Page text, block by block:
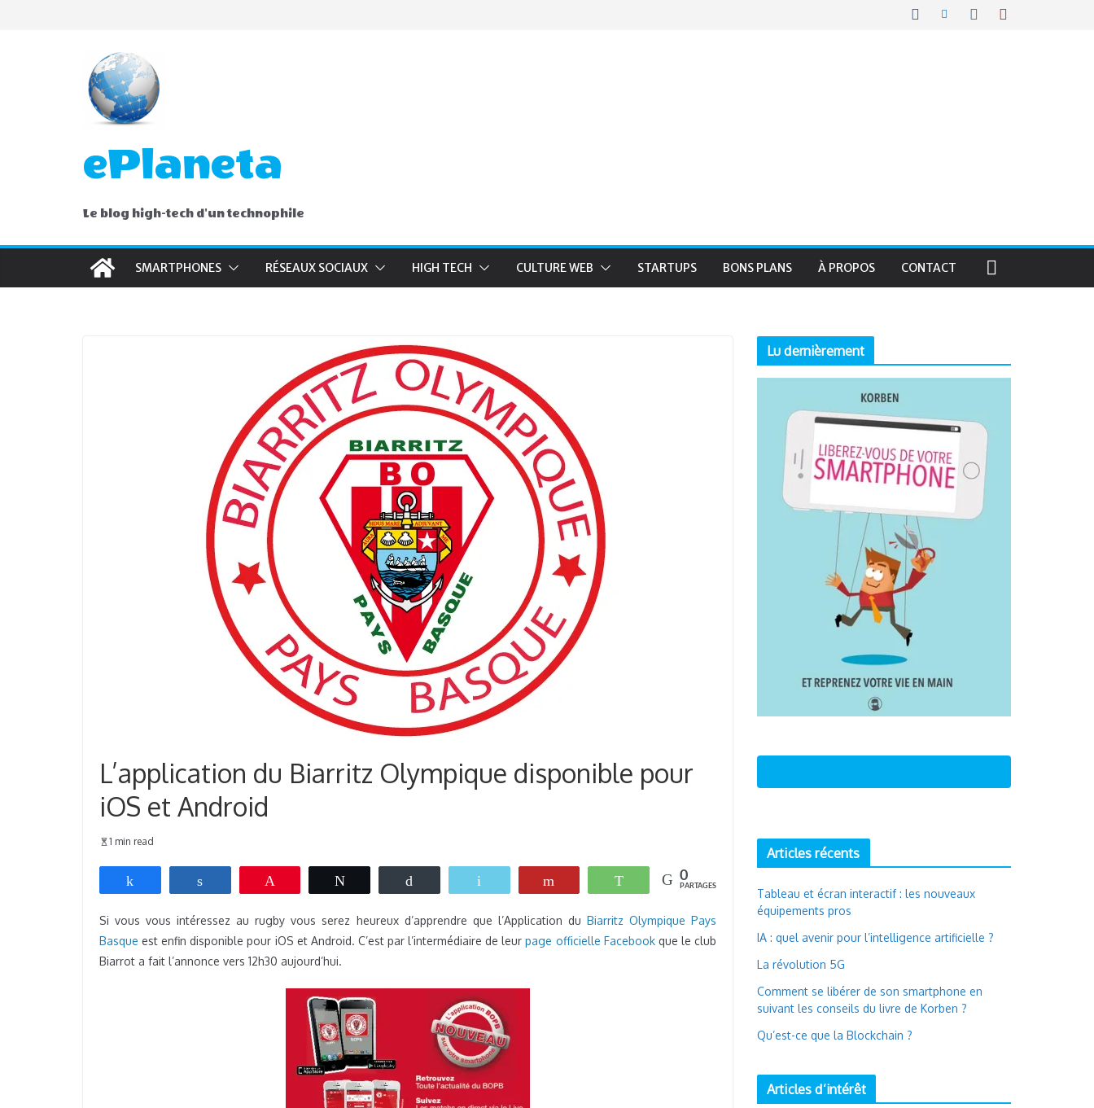
ePlaneta
Le blog high-tech d'un technophile
SMARTPHONES RÉSEAUX SOCIAUX HIGH TECH CULTURE WEB STARTUPS BONS PLANS À PROPOS CONTACT
L’application du Biarritz Olympique disponible pour
iOS et Android
1 min read
WhatsApp
0
PARTAGES
Si vous vous intéressez au rugby vous serez heureux d’apprendre que l’Application du Biarritz Olympique Pays
Basque est enfin disponible pour iOS et Android. C’est par l’intermédiaire de leurpage officielle Facebookque le club
Biarrot a fait l’annonce vers 12h30 aujourd’hui.
Lu dernièrement
Articles récents
Tableau et écran interactif : les nouveaux
équipements pros
IA : quel avenir pour l’intelligence artificielle ?
La révolution 5G
Comment se libérer de son smartphone en
suivant les conseils du livre de Korben ?
Qu’est-ce que la Blockchain ?
Articles d’intérêt